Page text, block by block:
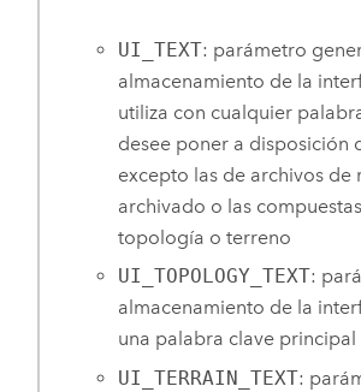
UI_TEXT: parámetro
almacenamiento de la
utiliza con cualquier
desee poner a disposición
excepto las de archivos de
archivado o las
topología o terreno
UI_TOPOLOGY_TEXT:
almacenamiento de la
una palabra clave
UI_TERRAIN_TEXT: